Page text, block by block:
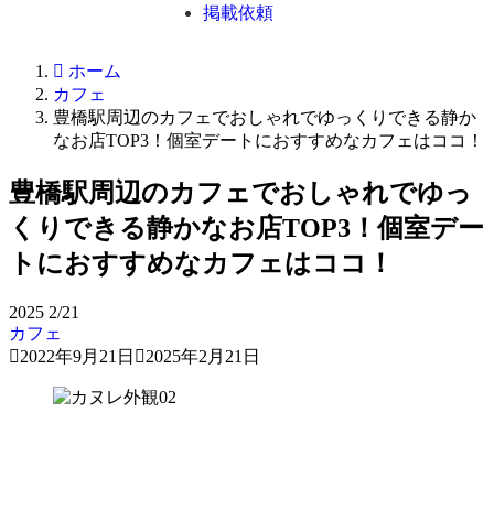
掲載依頼
ホーム
カフェ
豊橋駅周辺のカフェでおしゃれでゆっくりできる静か
なお店TOP3！個室デートにおすすめなカフェはココ！
豊橋駅周辺のカフェでおしゃれでゆっ
くりできる静かなお店TOP3！個室デー
トにおすすめなカフェはココ！
2025 2/21
カフェ
2022年9月21日
2025年2月21日